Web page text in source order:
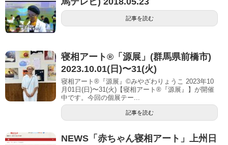
記事を読む
寝相アート®「源展」(群馬県前橋市)
2023.10.01(日)〜31(火)
寝相アート®『源展』©︎みやざわりょうこ 2023年10
月01日(日)〜31(火)【寝相アート®︎『源展』】が開催
中です。今回の個展テー...
記事を読む
NEWS「赤ちゃん寝相アート」上州日